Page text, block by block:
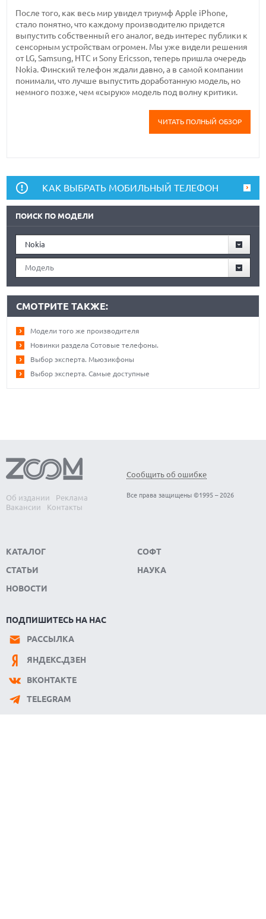
После того, как весь мир увидел триумф Apple iPhone,
стало понятно, что каждому производителю придется
выпустить собственный его аналог, ведь интерес публики к
сенсорным устройствам огромен. Мы уже видели решения
от LG, Samsung, HTC и Sony Ericsson, теперь пришла очередь
Nokia. Финский телефон ждали давно, а в самой компании
понимали, что лучше выпустить доработанную модель, но
немного позже, чем «сырую» модель под волну критики.
ЧИТАТЬ ПОЛНЫЙ ОБЗОР
КАК ВЫБРАТЬ МОБИЛЬНЫЙ ТЕЛЕФОН
ПОИСК ПО МОДЕЛИ
Nokia
Модель
СМОТРИТЕ ТАКЖЕ:
Модели того же производителя
Новинки раздела Сотовые телефоны.
Выбор эксперта. Мьюзикфоны
Выбор эксперта. Самые доступные
Об издании
Реклама
Вакансии
Контакты
Сообщить об ошибке
Все права защищены ©1995 – 2026
КАТАЛОГ
СТАТЬИ
НОВОСТИ
СОФТ
НАУКА
ПОДПИШИТЕСЬ НА НАС
РАССЫЛКА
ЯНДЕКС.ДЗЕН
ВКОНТАКТЕ
TELEGRAM